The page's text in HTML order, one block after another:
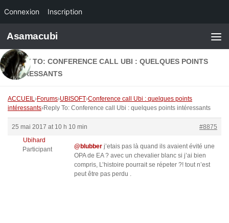
Connexion Inscription
Skip to content
Asamacubi
REPLY TO: CONFERENCE CALL UBI : QUELQUES POINTS
INTÉRESSANTS
ACCUEIL›Forums›UBISOFT›Conference call Ubi : quelques points
intéressants›Reply To: Conference call Ubi : quelques points intéressants
25 mai 2017 at 10 h 10 min
#8875
Ubihard
Participant
@blubber j’etais pas là quand ils avaient évité une
OPA de EA ? avec un chevalier blanc si j’ai bien
compris, L’histoire pourrait se répeter ?! tout n’est
peut être pas perdu .